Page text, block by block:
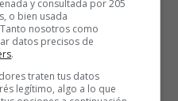
y consultada por 205
o bien usada
nosotros como
datos precisos de
.
traten tus datos
legítimo, algo a lo que